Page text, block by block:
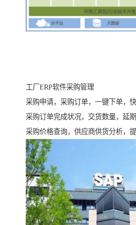
工厂ERP软件采购管理
采购申请，采购订单，一键下单，
采购订单完成状况，交货数量，延
采购价格查询，供应商供货分析，